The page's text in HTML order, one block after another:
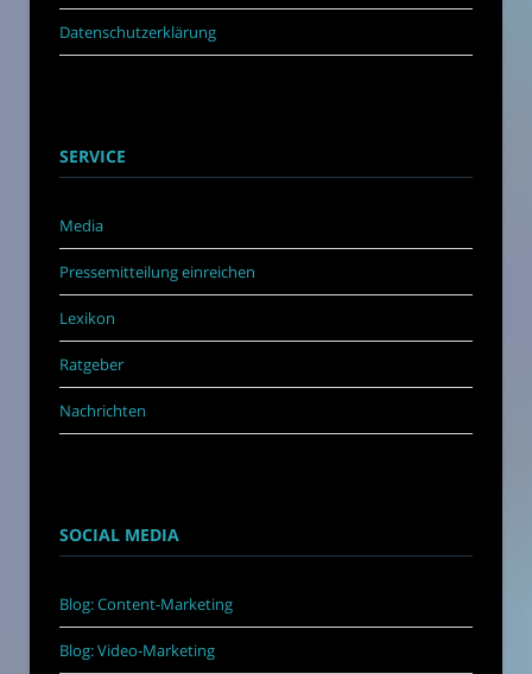
Datenschutzerklärung
SERVICE
Media
Pressemitteilung einreichen
Lexikon
Ratgeber
Nachrichten
SOCIAL MEDIA
Blog: Content-Marketing
Blog: Video-Marketing